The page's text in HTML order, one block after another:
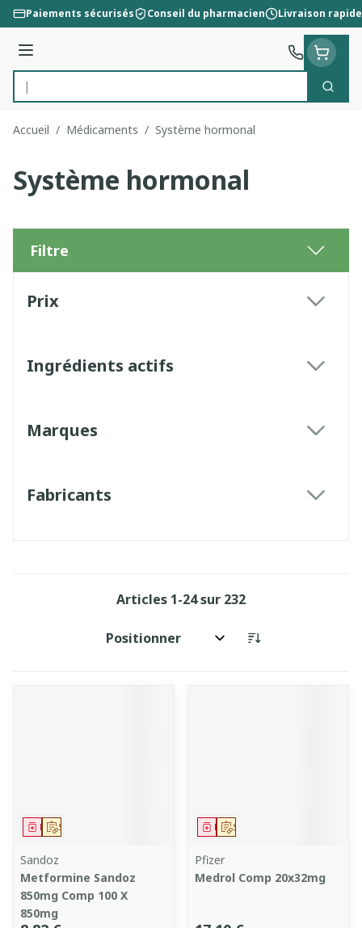
Aller au contenu
Paiements sécurisés Conseil du pharmacien Livraison rapide
Menu
Rechercher
Accueil / Médicaments / Système hormonal
Système hormonal
Filtre
Prix
Ingrédients actifs
Marques
Fabricants
Articles 1-24sur 232
Trier par:
Sur prescription
Médicament
Sandoz
Metformine Sandoz
850mg Comp 100 X
850mg
Sur prescription
Médicament
Pfizer
Medrol Comp 20x32mg